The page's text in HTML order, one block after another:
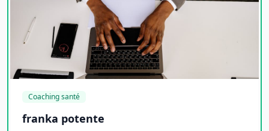
Coaching santé
franka potente